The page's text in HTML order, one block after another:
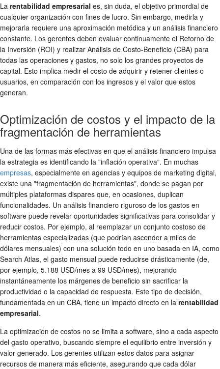
La rentabilidad empresarial es, sin duda, el objetivo primordial de
cualquier organización con fines de lucro. Sin embargo, medirla y
mejorarla requiere una aproximación metódica y un análisis financiero
constante. Los gerentes deben evaluar continuamente el Retorno de
la Inversión (ROI) y realizar Análisis de Costo-Beneficio (CBA) para
todas las operaciones y gastos, no solo los grandes proyectos de
capital. Esto implica medir el costo de adquirir y retener clientes o
usuarios, en comparación con los ingresos y el valor que estos
generan.
Optimización de costos y el impacto de la
fragmentación de herramientas
Una de las formas más efectivas en que el análisis financiero impulsa
la estrategia es identificando la "inflación operativa". En muchas
empresas, especialmente en agencias y equipos de marketing digital,
existe una "fragmentación de herramientas", donde se pagan por
múltiples plataformas dispares que, en ocasiones, duplican
funcionalidades. Un análisis financiero riguroso de los gastos en
software puede revelar oportunidades significativas para consolidar y
reducir costos. Por ejemplo, al reemplazar un conjunto costoso de
herramientas especializadas (que podrían ascender a miles de
dólares mensuales) con una solución todo en uno basada en IA, como
Search Atlas, el gasto mensual puede reducirse drásticamente (de,
por ejemplo, 5.188 USD/mes a 99 USD/mes), mejorando
instantáneamente los márgenes de beneficio sin sacrificar la
productividad o la capacidad de respuesta. Este tipo de decisión,
fundamentada en un CBA, tiene un impacto directo en la rentabilidad
empresarial.
La optimización de costos no se limita a software, sino a cada aspecto
del gasto operativo, buscando siempre el equilibrio entre inversión y
valor generado. Los gerentes utilizan estos datos para asignar
recursos de manera más eficiente, asegurando que cada dólar